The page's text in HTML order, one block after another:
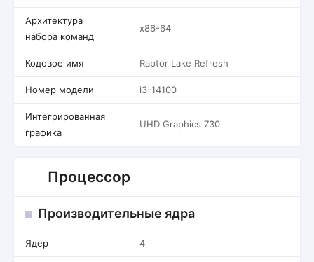
Архитектура
набора команд
x86-64
Кодовое имя Raptor Lake Refresh
Номер модели i3-14100
Интегрированная
графика
UHD Graphics 730
Процессор
Производительные ядра
Ядер 4